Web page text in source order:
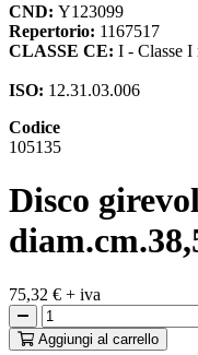
CND: Y123099
Repertorio: 1167517
CLASSE CE: I - Classe I
ISO: 12.31.03.006
Codice
105135
Disco
75,32 € + iva
Aggiungi al carrello